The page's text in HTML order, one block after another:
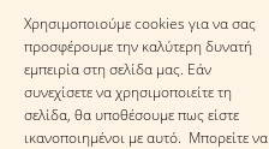
Χρησιμοποιούμε cookies για να σας
προσφέρουμε την καλύτερη δυνατή
εμπειρία στη σελίδα μας. Εάν
συνεχίσετε να χρησιμοποιείτε τη
σελίδα, θα υποθέσουμε πως είστε
ικανοποιημένοι με αυτό. Μπορείτε να